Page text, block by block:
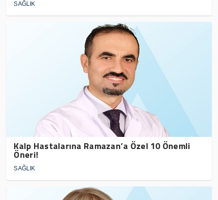
SAĞLIK
Kalp Hastalarına Ramazan’a Özel 10 Önemli
Öneri!
SAĞLIK